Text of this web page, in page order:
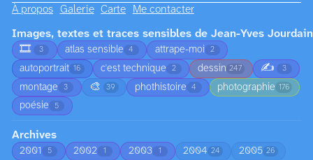
À propos Galerie Carte Me contacter
Images, textes et traces sensibles de Jean-Yves Jourdain
🎞️
3 atlas sensible 4 attrape-moi 2
autoportrait 16 c'est technique 2 dessin 247 ✍️ 3
montage 3 🎨 39 phothistoire 4 photographie 176
poésie 5
Archives
2001 5 2002 1 2003 1 2004 24 2005 26